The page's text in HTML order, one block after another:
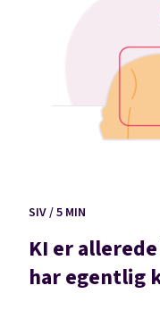
SIV / 5 MIN
KI er
har egentlig